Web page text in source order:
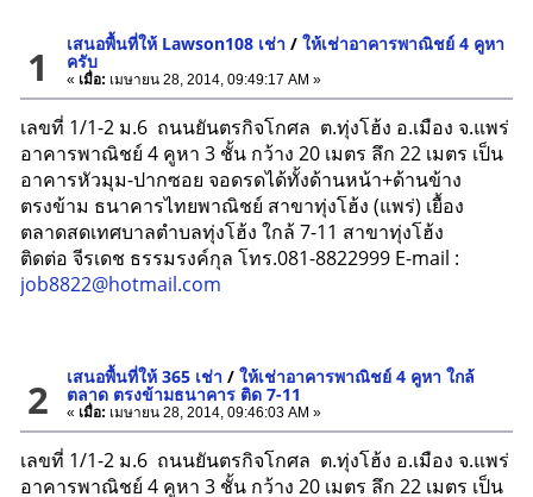
1 เสนอพื้นที่ให้ Lawson108 เช่า /ให้เช่าอาคารพาณิชย์ 4 คูหา
ครับ
« เมื่อ: เมษายน 28, 2014, 09:49:17 AM »
เลขที่ 1/1-2 ม.6 ถนนยันตรกิจโกศล ต.ทุ่งโฮ้ง อ.เมือง จ.แพร่
อาคารพาณิชย์ 4 คูหา 3 ชั้น กว้าง 20 เมตร ลึก 22 เมตร เป็น
อาคารหัวมุม-ปากซอย จอดรดได้ทั้งด้านหน้า+ด้านข้าง
ตรงข้าม ธนาคารไทยพาณิชย์ สาขาทุ่งโฮ้ง (แพร่) เยื้อง
ตลาดสดเทศบาลตำบลทุ่งโฮ้ง ใกล้ 7-11 สาขาทุ่งโฮ้ง
ติดต่อ จีรเดช ธรรมรงค์กุล โทร.081-8822999 E-mail :
job8822@hotmail.com
2 เสนอพื้นที่ให้ 365 เช่า /ให้เช่าอาคารพาณิชย์ 4 คูหา ใกล้
ตลาด ตรงข้ามธนาคาร ติด 7-11
« เมื่อ: เมษายน 28, 2014, 09:46:03 AM »
เลขที่ 1/1-2 ม.6 ถนนยันตรกิจโกศล ต.ทุ่งโฮ้ง อ.เมือง จ.แพร่
อาคารพาณิชย์ 4 คูหา 3 ชั้น กว้าง 20 เมตร ลึก 22 เมตร เป็น